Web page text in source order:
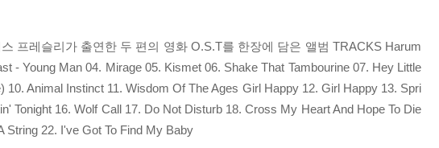
프레슬리가 출연한 두 편의 영화 O.S.T를 한장에 담은 앨범 TRACKS Harum
- Young Man 04. Mirage 05. Kismet 06. Shake That Tambourine 07. Hey Little
Animal Instinct 11. Wisdom Of The Ages Girl Happy 12. Girl Happy 13. Spri
Tonight 16. Wolf Call 17. Do Not Disturb 18. Cross My Heart And Hope To Die
String 22. I've Got To Find My Baby